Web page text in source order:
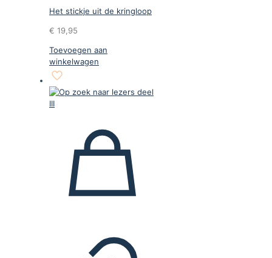
Het stickje uit de kringloop
€ 19,95
Toevoegen aan
winkelwagen